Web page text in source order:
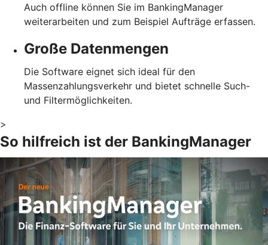
Auch offline können Sie im BankingManager
weiterarbeiten und zum Beispiel Aufträge erfassen.
Große Datenmengen
Die Software eignet sich ideal für den
Massenzahlungsverkehr und bietet schnelle Such-
und Filtermöglichkeiten.
>
So hilfreich ist der BankingManager